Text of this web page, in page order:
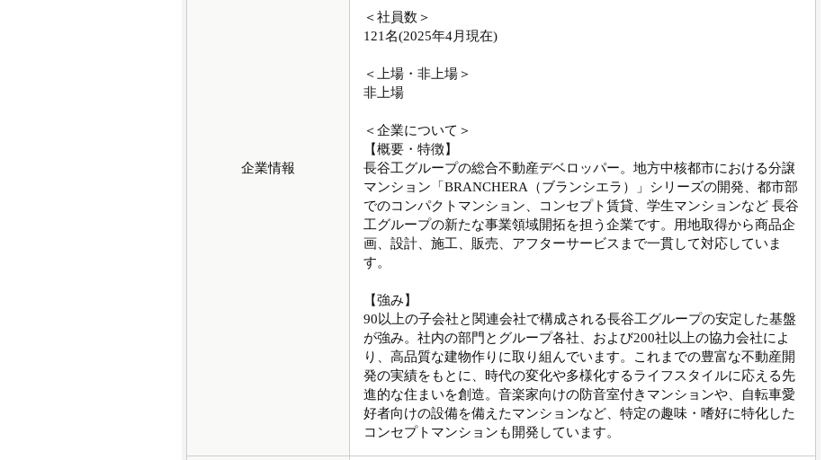
企業情報
＜社員数＞
121名(2025年4月現在)
＜上場・非上場＞
非上場
＜企業について＞
【概要・特徴】
長谷工グループの総合不動産デベロッパー。地方中核都市における分譲
マンション「BRANCHERA（ブランシエラ）」シリーズの開発、都市部
でのコンパクトマンション、コンセプト賃貸、学生マンションなど 長谷
工グループの新たな事業領域開拓を担う企業です。用地取得から商品企
画、設計、施工、販売、アフターサービスまで一貫して対応していま
す。
【強み】
90以上の子会社と関連会社で構成される長谷工グループの安定した基盤
が強み。社内の部門とグループ各社、および200社以上の協力会社によ
り、高品質な建物作りに取り組んでいます。これまでの豊富な不動産開
発の実績をもとに、時代の変化や多様化するライフスタイルに応える先
進的な住まいを創造。音楽家向けの防音室付きマンションや、自転車愛
好者向けの設備を備えたマンションなど、特定の趣味・嗜好に特化した
コンセプトマンションも開発しています。